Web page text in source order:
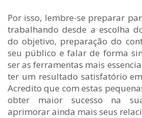
Por isso, lembre-se preparar
trabalhando desde a escolha
do objetivo, preparação do
seu público e falar de forma
ser as ferramentas mais
ter um resultado satisfatório
Acredito que com estas
obter maior sucesso na
aprimorar ainda mais seus